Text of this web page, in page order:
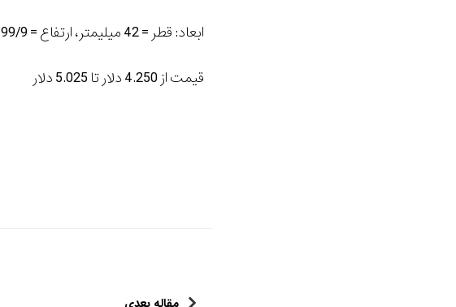
ابعاد: قطر = 42 میلیمتر، ارتفاع = 99/9 میلمیتر
قیمت از 4.250 دلار تا 5.025 دلار